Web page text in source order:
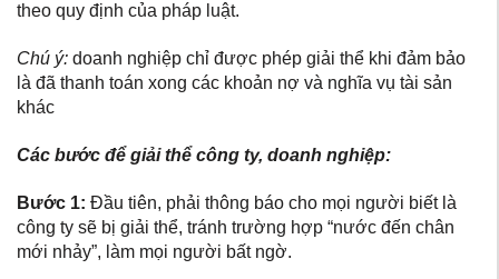
theo quy định của pháp luật.
Chú ý: doanh nghiệp chỉ được phép giải thể khi đảm bảo
là đã thanh toán xong các khoản nợ và nghĩa vụ tài sản
khác
Các bước để giải thể công ty, doanh nghiệp:
Bước 1: Đầu tiên, phải thông báo cho mọi người biết là
công ty sẽ bị giải thể, tránh trường hợp “nước đến chân
mới nhảy”, làm mọi người bất ngờ.